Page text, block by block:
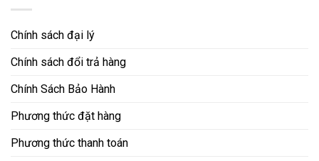
Chính sách đại lý
Chính sách đổi trả hàng
Chính Sách Bảo Hành
Phương thức đặt hàng
Phương thức thanh toán